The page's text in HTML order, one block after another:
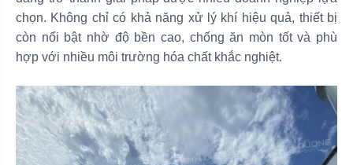
chọn. Không chỉ có khả năng xử lý khí hiệu quả, thiết bị
còn nổi bật nhờ độ bền cao, chống ăn mòn tốt và phù
hợp với nhiều môi trường hóa chất khắc nghiệt.